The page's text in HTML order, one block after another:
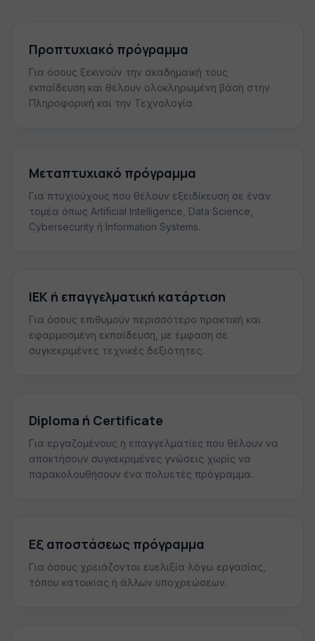
Προπτυχιακό πρόγραμμα
Για όσους ξεκινούν την ακαδημαϊκή τους
εκπαίδευση και θέλουν ολοκληρωμένη βάση στην
Πληροφορική και την Τεχνολογία.
Μεταπτυχιακό πρόγραμμα
Για πτυχιούχους που θέλουν εξειδίκευση σε έναν
τομέα όπως Artificial Intelligence, Data Science,
Cybersecurity ή Information Systems.
ΙΕΚ ή επαγγελματική κατάρτιση
Για όσους επιθυμούν περισσότερο πρακτική και
εφαρμοσμένη εκπαίδευση, με έμφαση σε
συγκεκριμένες τεχνικές δεξιότητες.
Diploma ή Certificate
Για εργαζομένους ή επαγγελματίες που θέλουν να
αποκτήσουν συγκεκριμένες γνώσεις χωρίς να
παρακολουθήσουν ένα πολυετές πρόγραμμα.
Εξ αποστάσεως πρόγραμμα
Για όσους χρειάζονται ευελιξία λόγω εργασίας,
τόπου κατοικίας ή άλλων υποχρεώσεων.